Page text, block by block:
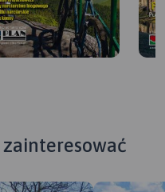
zainteresować